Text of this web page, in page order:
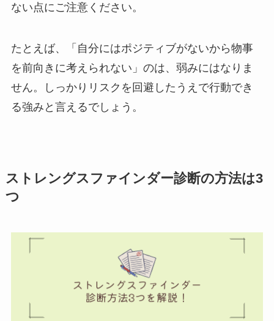
ない点にご注意ください。
たとえば、「自分にはポジティブがないから物事
を前向きに考えられない」のは、弱みにはなりま
せん。しっかりリスクを回避したうえで行動でき
る強みと言えるでしょう。
ストレングスファインダー診断の方法は3
つ